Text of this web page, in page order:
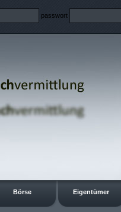
passwort
Börse Eigentümer